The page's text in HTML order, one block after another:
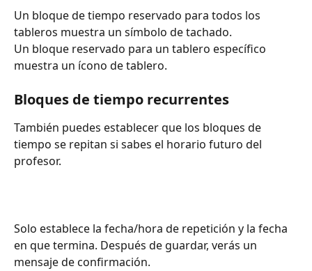
Un bloque de tiempo reservado para todos los
tableros muestra un símbolo de tachado.
Un bloque reservado para un tablero específico
muestra un ícono de tablero.
Bloques de tiempo recurrentes
También puedes establecer que los bloques de
tiempo se repitan si sabes el horario futuro del
profesor.
Solo establece la fecha/hora de repetición y la fecha
en que termina. Después de guardar, verás un
mensaje de confirmación.